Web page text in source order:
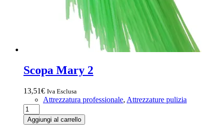
Scopa Mary 2
13,51€ Iva Esclusa
Attrezzatura professionale, Attrezzature pulizia
Scopa
Mary
2
Aggiungi al carrello